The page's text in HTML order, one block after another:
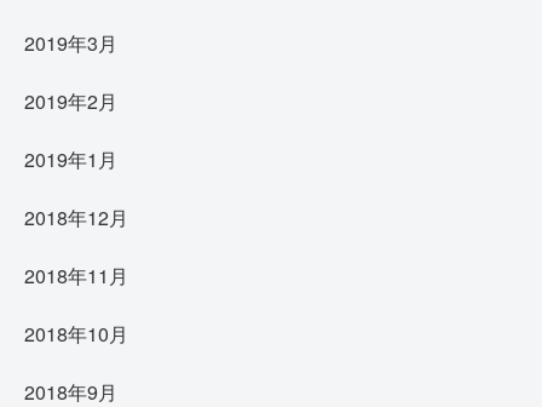
2019年3月
2019年2月
2019年1月
2018年12月
2018年11月
2018年10月
2018年9月